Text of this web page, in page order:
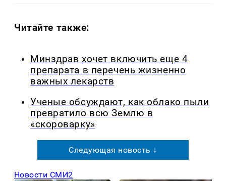
Читайте также:
Минздрав хочет включить еще 4
препарата в перечень жизненно
важных лекарств
Ученые обсуждают, как облако пыли
превратило всю Землю в
«скороварку»
Следующая новость ↓
Новости СМИ2